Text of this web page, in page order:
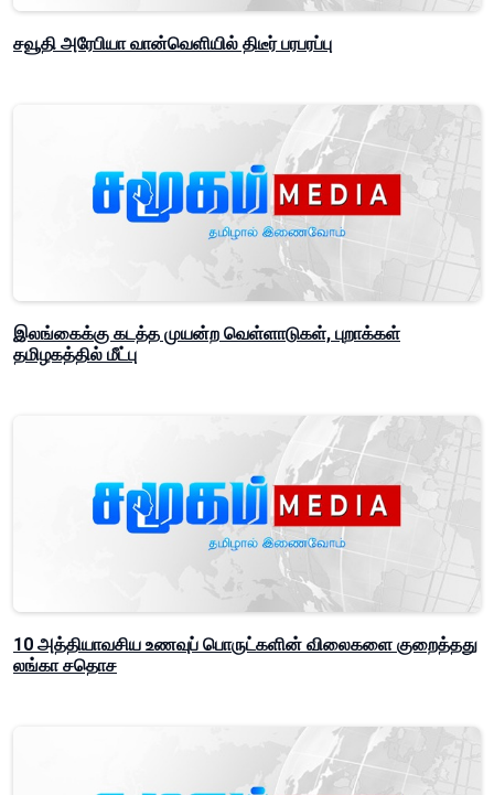
சவூதி அரேபியா வான்வெளியில் திடீர் பரபரப்பு
இலங்கைக்கு கடத்த முயன்ற வெள்ளாடுகள், புறாக்கள்
தமிழகத்தில் மீட்பு
10 அத்தியாவசிய உணவுப் பொருட்களின் விலைகளை குறைத்தது
லங்கா சதொச